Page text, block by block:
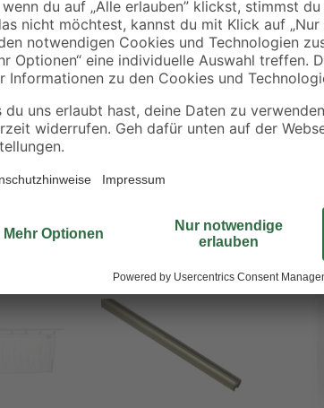
Mit den
Gardinia am
Schraubhaken
Fensterbreite
befestigen
Badfenster ist